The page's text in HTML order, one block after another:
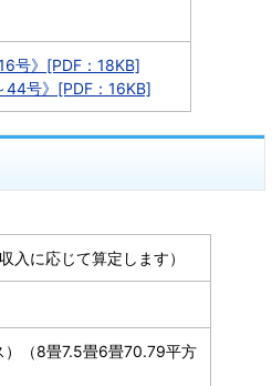
号》[PDF：18KB]
44号》[PDF：16KB]
入に応じて算定します）
）（8畳7.5畳6畳70.79平方